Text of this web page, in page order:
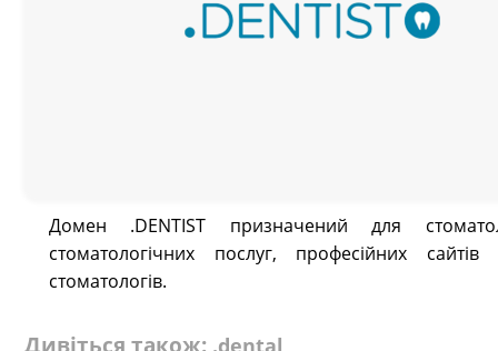
Домен .DENTIST призначений для
стоматологічних послуг, професійних сайтів
стоматологів.
.dental